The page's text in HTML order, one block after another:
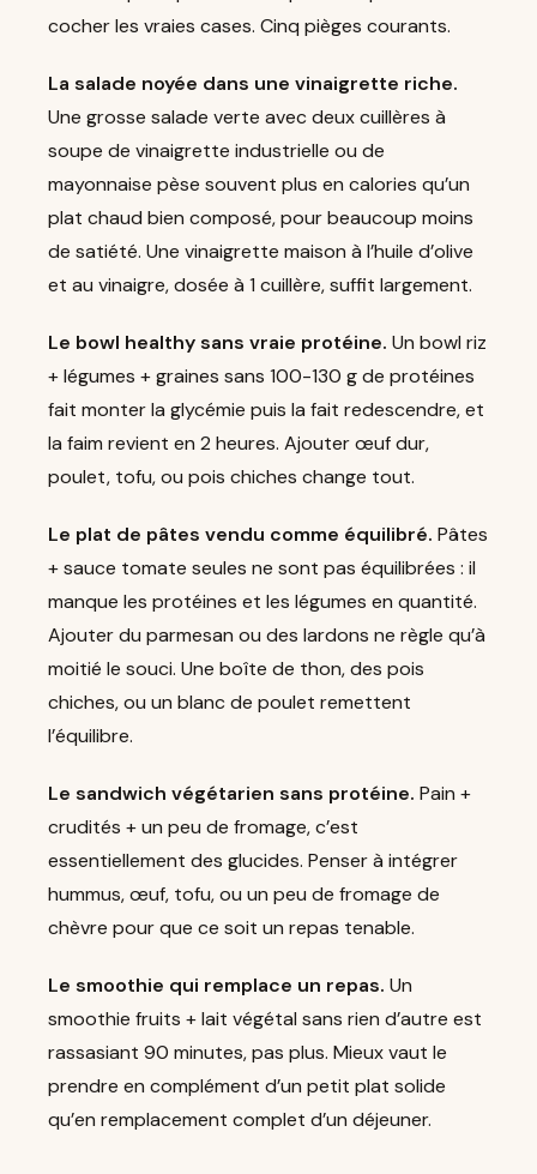
cocher les vraies cases. Cinq pièges courants.
La salade noyée dans une vinaigrette riche.
Une grosse salade verte avec deux cuillères à
soupe de vinaigrette industrielle ou de
mayonnaise pèse souvent plus en calories qu’un
plat chaud bien composé, pour beaucoup moins
de satiété. Une vinaigrette maison à l’huile d’olive
et au vinaigre, dosée à 1 cuillère, suffit largement.
Le bowl healthy sans vraie protéine. Un bowl riz
+ légumes + graines sans 100-130 g de protéines
fait monter la glycémie puis la fait redescendre, et
la faim revient en 2 heures. Ajouter œuf dur,
poulet, tofu, ou pois chiches change tout.
Le plat de pâtes vendu comme équilibré. Pâtes
+ sauce tomate seules ne sont pas équilibrées : il
manque les protéines et les légumes en quantité.
Ajouter du parmesan ou des lardons ne règle qu’à
moitié le souci. Une boîte de thon, des pois
chiches, ou un blanc de poulet remettent
l’équilibre.
Le sandwich végétarien sans protéine. Pain +
crudités + un peu de fromage, c’est
essentiellement des glucides. Penser à intégrer
hummus, œuf, tofu, ou un peu de fromage de
chèvre pour que ce soit un repas tenable.
Le smoothie qui remplace un repas. Un
smoothie fruits + lait végétal sans rien d’autre est
rassasiant 90 minutes, pas plus. Mieux vaut le
prendre en complément d’un petit plat solide
qu’en remplacement complet d’un déjeuner.